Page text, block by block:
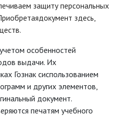
защиту персональных
здесь,
особенностей
выдачи. Их
Гознак сиспользованием
и других элементов,
документ.
печатям учебного